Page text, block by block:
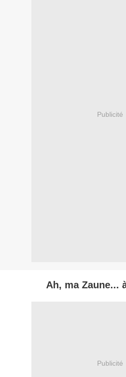
Publicité
Ah, ma Zaune...
Publicité